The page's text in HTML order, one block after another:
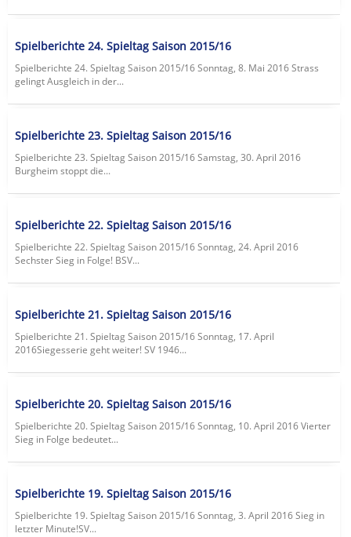
Spielberichte 24. Spieltag Saison 2015/16
Spielberichte 24. Spieltag Saison 2015/16 Sonntag, 8. Mai 2016 Strass
gelingt Ausgleich in der...
Spielberichte 23. Spieltag Saison 2015/16
Spielberichte 23. Spieltag Saison 2015/16 Samstag, 30. April 2016
Burgheim stoppt die...
Spielberichte 22. Spieltag Saison 2015/16
Spielberichte 22. Spieltag Saison 2015/16 Sonntag, 24. April 2016
Sechster Sieg in Folge! BSV...
Spielberichte 21. Spieltag Saison 2015/16
Spielberichte 21. Spieltag Saison 2015/16 Sonntag, 17. April
2016Siegesserie geht weiter! SV 1946...
Spielberichte 20. Spieltag Saison 2015/16
Spielberichte 20. Spieltag Saison 2015/16 Sonntag, 10. April 2016 Vierter
Sieg in Folge bedeutet...
Spielberichte 19. Spieltag Saison 2015/16
Spielberichte 19. Spieltag Saison 2015/16 Sonntag, 3. April 2016 Sieg in
letzter Minute!SV...